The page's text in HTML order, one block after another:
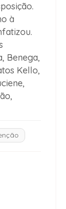
à
Benega,
Kello,